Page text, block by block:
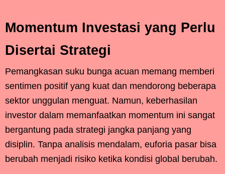
Momentum Investasi yang Perlu
Disertai Strategi
Pemangkasan suku bunga acuan memang memberi
sentimen positif yang kuat dan mendorong beberapa
sektor unggulan menguat. Namun, keberhasilan
investor dalam memanfaatkan momentum ini sangat
bergantung pada strategi jangka panjang yang
disiplin. Tanpa analisis mendalam, euforia pasar bisa
berubah menjadi risiko ketika kondisi global berubah.